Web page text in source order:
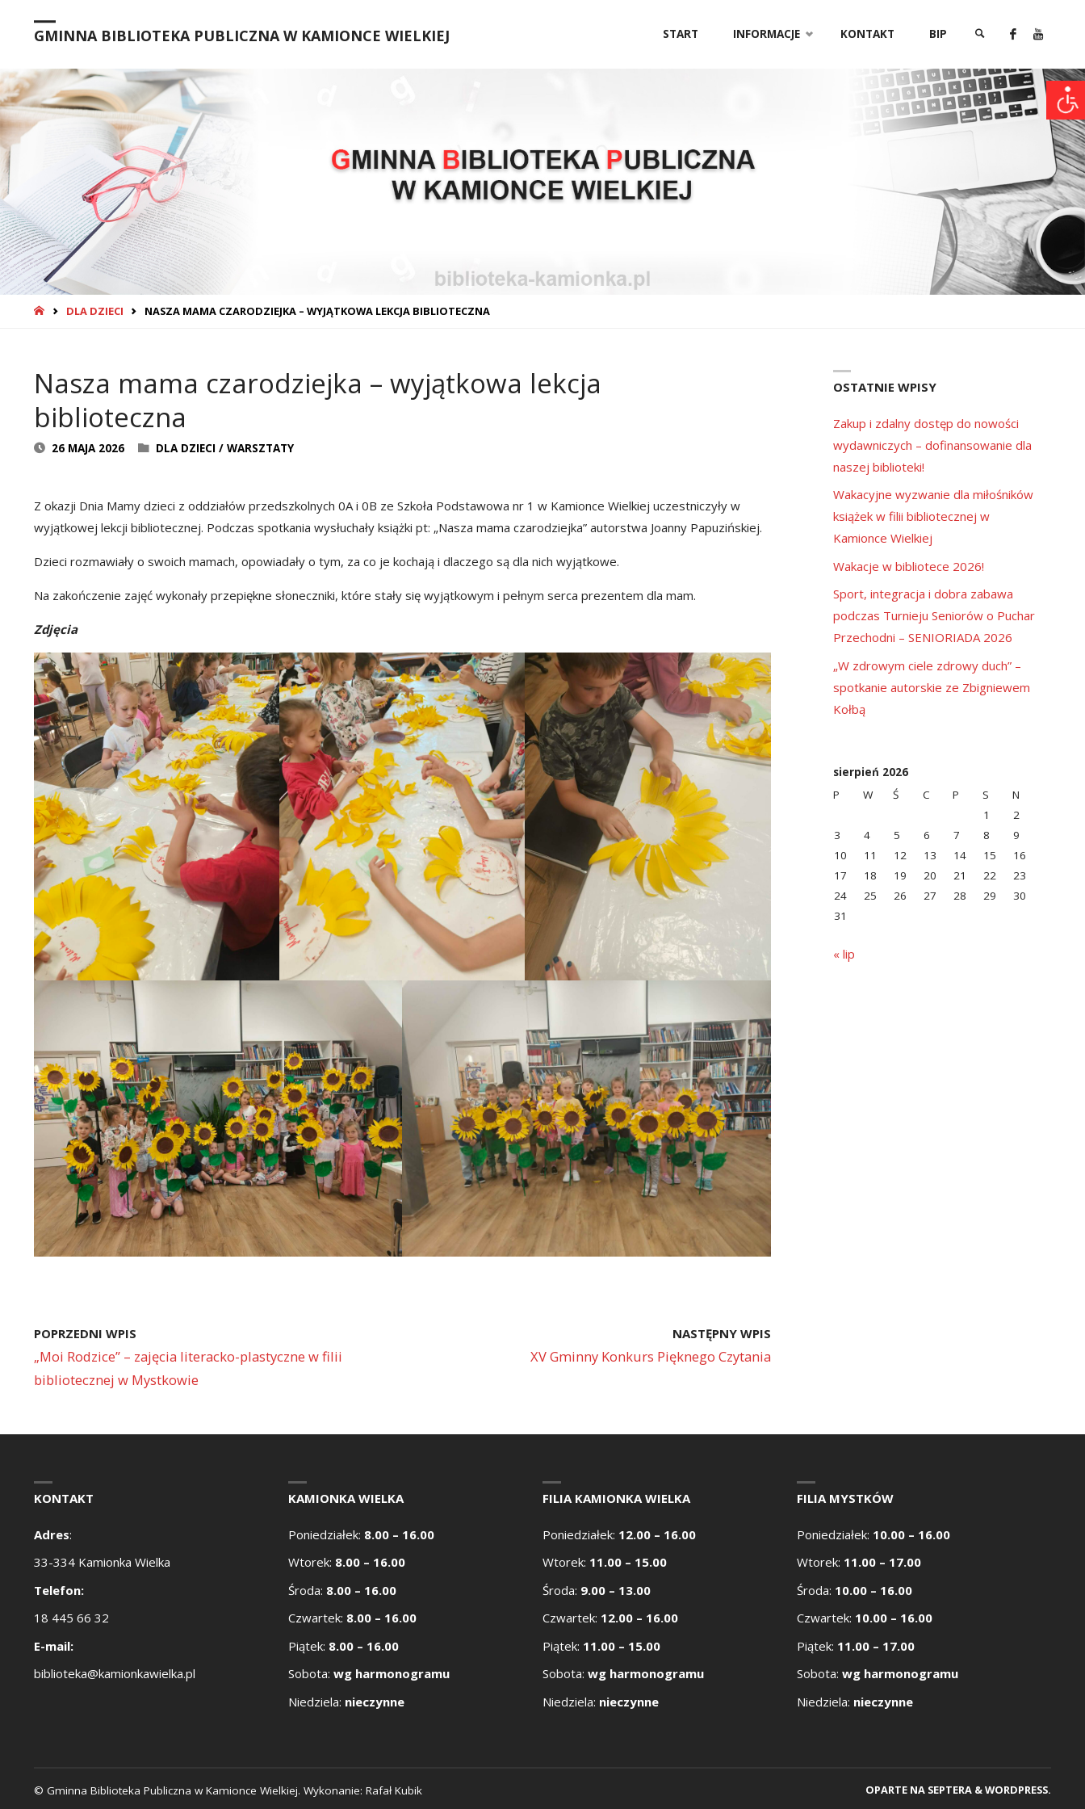
GMINNA BIBLIOTEKA PUBLICZNA W KAMIONCE WIELKIEJ START INFORMACJE KONTAKT BIP
SZUKAJ
STRONA
DLA DZIECI NASZA MAMA CZARODZIEJKA – WYJĄTKOWA LEKCJA BIBLIOTECZNA
Nasza mama czarodziejka – wyjątkowa lekcja
biblioteczna
26 MAJA 2026 DLA DZIECI / WARSZTATY
Z okazji Dnia Mamy dzieci z oddziałów przedszkolnych 0A i 0B ze Szkoła Podstawowa nr 1 w Kamionce Wielkiej uczestniczyły w
wyjątkowej lekcji bibliotecznej. Podczas spotkania wysłuchały książki pt: „Nasza mama czarodziejka” autorstwa Joanny Papuzińskiej.
Dzieci rozmawiały o swoich mamach, opowiadały o tym, za co je kochają i dlaczego są dla nich wyjątkowe.
Na zakończenie zajęć wykonały przepiękne słoneczniki, które stały się wyjątkowym i pełnym serca prezentem dla mam.
Zdjęcia
POPRZEDNI WPIS
„Moi Rodzice” – zajęcia literacko-plastyczne w filii
bibliotecznej w Mystkowie
NASTĘPNY WPIS
XV Gminny Konkurs Pięknego Czytania
OSTATNIE WPISY
Zakup i zdalny dostęp do nowości
wydawniczych – dofinansowanie dla
naszej biblioteki!
Wakacyjne wyzwanie dla miłośników
książek w filii bibliotecznej w
Kamionce Wielkiej
Wakacje w bibliotece 2026!
Sport, integracja i dobra zabawa
podczas Turnieju Seniorów o Puchar
Przechodni – SENIORIADA 2026
„W zdrowym ciele zdrowy duch” –
spotkanie autorskie ze Zbigniewem
Kołbą
sierpień 2026
P
W Ś C P S
N
1
2
3
4 5 6 7 8
9
10
11 12 13 14 15
16
17
18 19 20 21 22
23
24
25 26 27 28 29
30
31
« lip
KONTAKT
Adres:
33-334 Kamionka Wielka
Telefon:
18 445 66 32
E-mail:
biblioteka@kamionkawielka.pl
KAMIONKA WIELKA
Poniedziałek: 8.00 – 16.00
Wtorek: 8.00 – 16.00
Środa: 8.00 – 16.00
Czwartek: 8.00 – 16.00
Piątek: 8.00 – 16.00
Sobota: wg harmonogramu
Niedziela: nieczynne
FILIA KAMIONKA WIELKA
Poniedziałek: 12.00 – 16.00
Wtorek: 11.00 – 15.00
Środa: 9.00 – 13.00
Czwartek: 12.00 – 16.00
Piątek: 11.00 – 15.00
Sobota: wg harmonogramu
Niedziela: nieczynne
FILIA MYSTKÓW
Poniedziałek: 10.00 – 16.00
Wtorek: 11.00 – 17.00
Środa: 10.00 – 16.00
Czwartek: 10.00 – 16.00
Piątek: 11.00 – 17.00
Sobota: wg harmonogramu
Niedziela: nieczynne
© Gminna Biblioteka Publiczna w Kamionce Wielkiej. Wykonanie: Rafał Kubik OPARTE NA SEPTERA &WORDPRESS.